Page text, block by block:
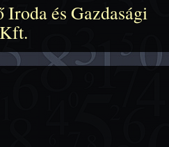
és Gazdasági